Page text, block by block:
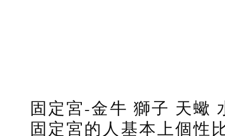
固定宮-金牛 獅子 天蠍
固定宮的人基本上個性